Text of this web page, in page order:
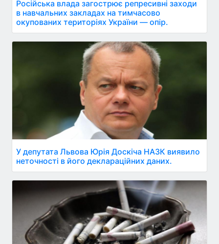
Російська влада загострює репресивні заходи
в навчальних закладах на тимчасово
окупованих територіях України — опір.
У депутата Львова Юрія Доскіча НАЗК виявило
неточності в його деклараційних даних.